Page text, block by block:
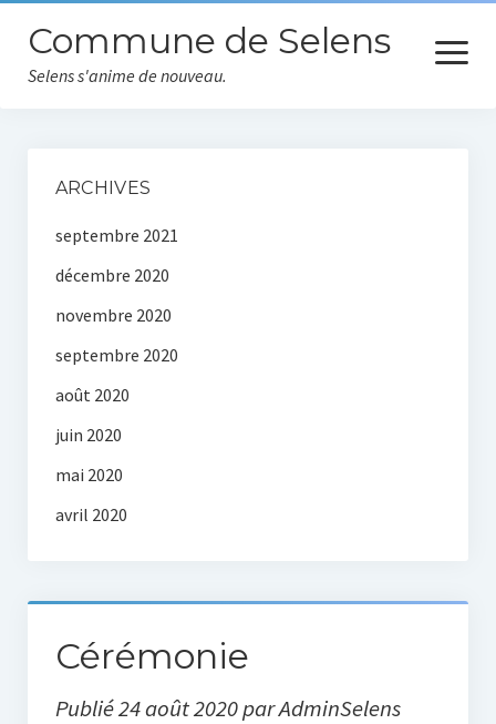
Commune de Selens
Selens s'anime de nouveau.
ouvrir
le
Actualités
Equipe municipale
Les écoles
Informations pratiques
Loisirs
La salle des fêtes
Randonnées
ARCHIVES
septembre 2021
décembre 2020
novembre 2020
septembre 2020
août 2020
juin 2020
mai 2020
avril 2020
Cérémonie
Publié 24 août 2020 par AdminSelens